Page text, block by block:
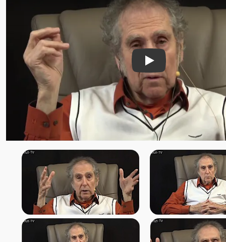
Maitreya †
Malou
Mandakini
Manik
Marc Stollreiter Herz-Prophet
Marco Sein
Marcus Powarzynski
Mari
Mari Nil †
Maria Anna Groß
Maria Dott-Carmon
Mariam Nour
Mariam Thomas Sura u.
Teresa Sura
Mariananda
Marie (Venu)
Mario Hirt
Play